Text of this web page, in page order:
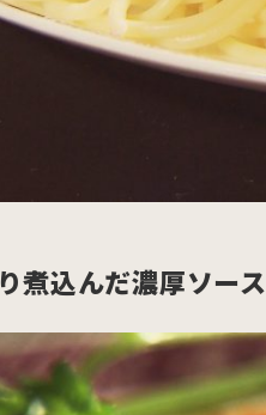
煮込んだ濃厚ソース